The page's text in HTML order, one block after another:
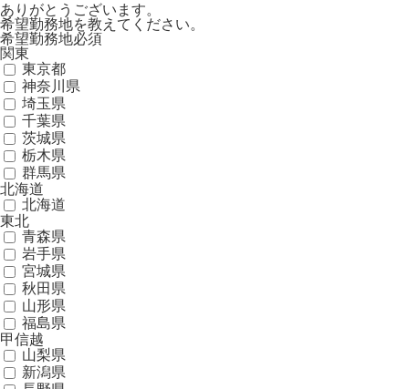
ありがとうございます。
希望勤務地を教えてください。
希望勤務地必須
関東
東京都
神奈川県
埼玉県
千葉県
茨城県
栃木県
群馬県
北海道
北海道
東北
青森県
岩手県
宮城県
秋田県
山形県
福島県
甲信越
山梨県
新潟県